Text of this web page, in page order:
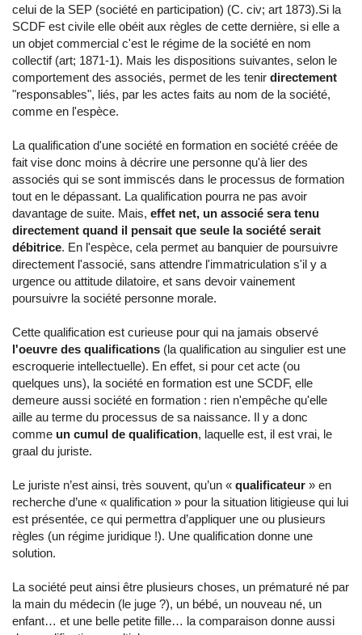
celui de la SEP (société en participation) (C. civ; art 1873).Si la
SCDF est civile elle obéit aux règles de cette dernière, si elle a
un objet commercial c'est le régime de la société en nom
collectif (art; 1871-1). Mais les dispositions suivantes, selon le
comportement des associés, permet de les tenir directement
"responsables", liés, par les actes faits au nom de la société,
comme en l'espèce.
La qualification d'une société en formation en société créée de
fait vise donc moins à décrire une personne qu'à lier des
associés qui se sont immiscés dans le processus de formation
tout en le dépassant. La qualification pourra ne pas avoir
davantage de suite. Mais, effet net, un associé sera tenu
directement quand il pensait que seule la société serait
débitrice. En l'espèce, cela permet au banquier de poursuivre
directement l'associé, sans attendre l'immatriculation s'il y a
urgence ou attitude dilatoire, et sans devoir vainement
poursuivre la société personne morale.
Cette qualification est curieuse pour qui na jamais observé
l'oeuvre des qualifications (la qualification au singulier est une
escroquerie intellectuelle). En effet, si pour cet acte (ou
quelques uns), la société en formation est une SCDF, elle
demeure aussi société en formation : rien n'empêche qu'elle
aille au terme du processus de sa naissance. Il y a donc
comme un cumul de qualification, laquelle est, il est vrai, le
graal du juriste.
Le juriste n’est ainsi, très souvent, qu’un « qualificateur » en
recherche d’une « qualification » pour la situation litigieuse qui lui
est présentée, ce qui permettra d’appliquer une ou plusieurs
règles (un régime juridique !). Une qualification donne une
solution.
La société peut ainsi être plusieurs choses, un prématuré né par
la main du médecin (le juge ?), un bébé, un nouveau né, un
enfant… et une belle petite fille… la comparaison donne aussi